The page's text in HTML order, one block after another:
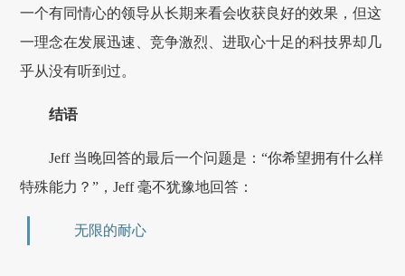
一个有同情心的领导从长期来看会收获良好的效果，但这
一理念在发展迅速、竞争激烈、进取心十足的科技界却几
乎从没有听到过。
结语
Jeff 当晚回答的最后一个问题是：“你希望拥有什么样
特殊能力？”，Jeff 毫不犹豫地回答：
无限的耐心